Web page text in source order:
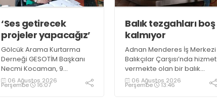
‘Ses getirecek
projeler yapacağız’
Gölcük Arama Kurtarma
Derneği GESOTİM Başkanı
Necmi Kocaman, 9
Ağustos’ta gerçekleşecek
sınavın ardından 4. Akredite
06 Ağustos 2026
Perşembe 16:07
Balık tezgahları boş
kalmıyor
Adnan Menderes İş Merkezi
Balıkçılar Çarşısı’nda hizmet
vermekte olan bir balık
restoranının işletme
sahiplerinden Emrah
06 Ağustos 2026
Perşembe 13:46